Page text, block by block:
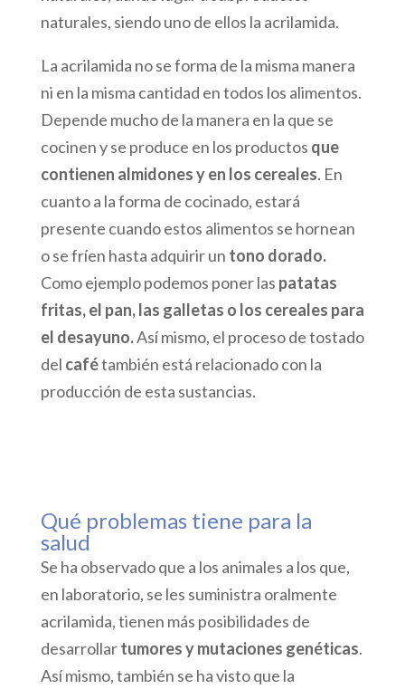
naturales, siendo uno de ellos la acrilamida.
La acrilamida no se forma de la misma manera
ni en la misma cantidad en todos los alimentos.
Depende mucho de la manera en la que se
cocinen y se produce en los productos que
contienen almidones y en los cereales. En
cuanto a la forma de cocinado, estará
presente cuando estos alimentos se hornean
o se fríen hasta adquirir un tono dorado.
Como ejemplo podemos poner las patatas
fritas, el pan, las galletas o los cereales para
el desayuno.Así mismo, el proceso de tostado
del cafétambién está relacionado con la
producción de esta sustancias.
Qué problemas tiene para la
salud
Se ha observado que a los animales a los que,
en laboratorio, se les suministra oralmente
acrilamida, tienen más posibilidades de
desarrollartumores y mutaciones genéticas.
Así mismo, también se ha visto que la